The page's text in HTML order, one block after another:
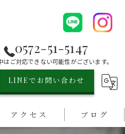
0572-51-5147
ご対応できない可能性がございます。
LINEでお問い合わせ
アクセス ブログ